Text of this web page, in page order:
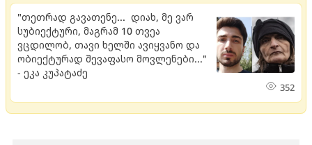
"თეთრად გავათენე... დიახ, მე ვარ
სუბიექტური, მაგრამ 10 თვეა
ვცდილობ, თავი ხელში ავიყვანო და
ობიექტურად შევაფასო მოვლენები..."
- ეკა კუპატაძე
352